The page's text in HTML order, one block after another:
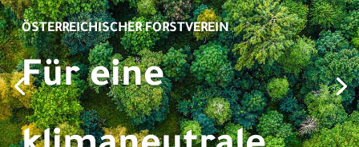
ÖSTERREICHISCHER FORSTVEREIN
Für eine